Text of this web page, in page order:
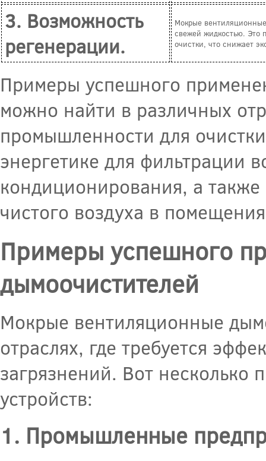
3. Возможность
регенерации.
Мокрые
свежей жидкостью. Это
очистки, что снижает
Примеры успешного
можно найти в различных
промышленности для
энергетике для фильтрации
кондиционирования, а
чистого воздуха в
Примеры успешного
дымоочистителей
Мокрые вентиляционные
отраслях, где требуется
загрязнений. Вот несколько
устройств:
1. Промышленные